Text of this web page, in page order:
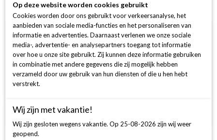
Ook interessant
14Krt GGD Ring 1-0.20 Crt H SI Ovaal
Op deze website worden cookies gebruikt
Cookies worden door ons gebruikt voor verkeersanalyse, het
aanbieden van sociale media-functies en het personaliseren van
informatie en advertenties. Daarnaast verlenen we onze sociale
media-, advertentie- en analysepartners toegang tot informatie
over hoe u onze site gebruikt. Zij kunnen deze informatie gebruiken
in combinatie met andere gegevens die zij mogelijk hebben
verzameld door uw gebruik van hun diensten of die u hen hebt
verstrekt.
Wij zijn met vakantie!
Wij zijn gesloten wegens vakantie. Op 25-08-2026 zijn wij weer
geopend.